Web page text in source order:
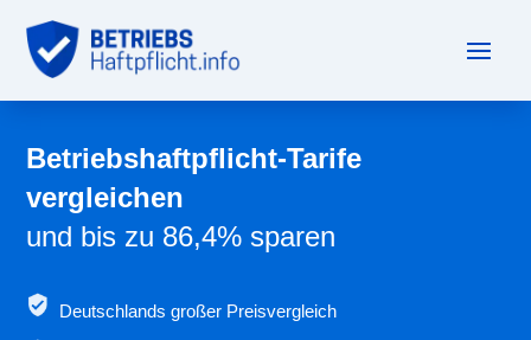
Betriebshaftpflicht-Tarife
vergleichen
und bis zu 86,4% sparen
Deutschlands großer Preisvergleich